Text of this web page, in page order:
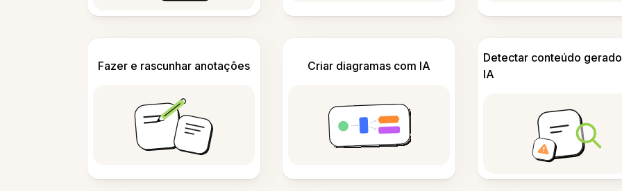
Fazer e rascunhar anotações Criar diagramas com IA
Detectar conteúdo
IA